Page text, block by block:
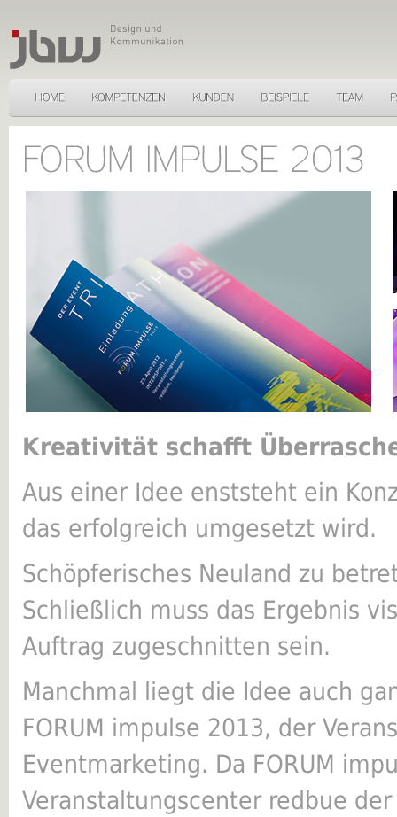
Kreativität schafft
Aus einer Idee enststeht ein
das erfolgreich umgesetzt wird.
Schöpferisches Neuland zu
Schließlich muss das Ergebnis
Auftrag zugeschnitten sein.
Manchmal liegt die Idee auch
FORUM impulse 2013, der
Eventmarketing. Da FORUM
Veranstaltungscenter redbue der